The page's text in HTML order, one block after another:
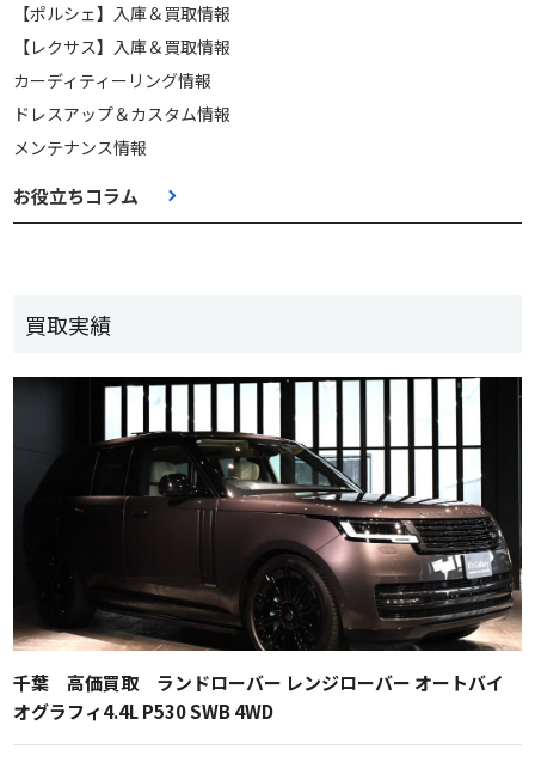
【ポルシェ】入庫＆買取情報
【レクサス】入庫＆買取情報
カーディティーリング情報
ドレスアップ＆カスタム情報
メンテナンス情報
お役立ちコラム
買取実績
千葉 高価買取 ランドローバー レンジローバー オートバイ
オグラフィ4.4L P530 SWB 4WD